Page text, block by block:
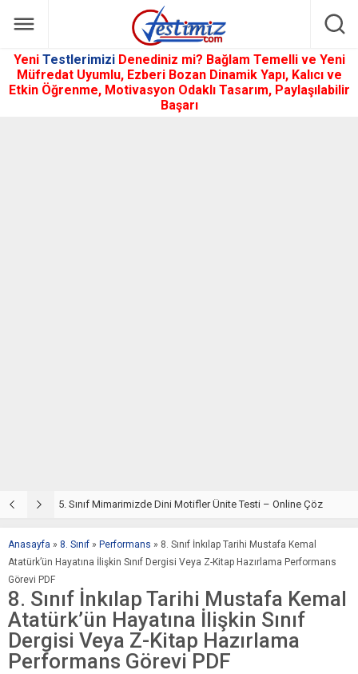
Yeni Testlerimizi Denediniz mi? Bağlam Temelli ve Yeni
Müfredat Uyumlu, Ezberi Bozan Dinamik Yapı, Kalıcı ve
Etkin Öğrenme, Motivasyon Odaklı Tasarım, Paylaşılabilir
Başarı
5. Sınıf Mimarimizde Dini Motifler Ünite Testi – Online Çöz
Anasayfa » 8. Sınıf » Performans » 8. Sınıf İnkılap Tarihi Mustafa Kemal
Atatürk’ün Hayatına İlişkin Sınıf Dergisi Veya Z-Kitap Hazırlama Performans
Görevi PDF
8. Sınıf İnkılap Tarihi Mustafa Kemal
Atatürk’ün Hayatına İlişkin Sınıf
Dergisi Veya Z-Kitap Hazırlama
Performans Görevi PDF